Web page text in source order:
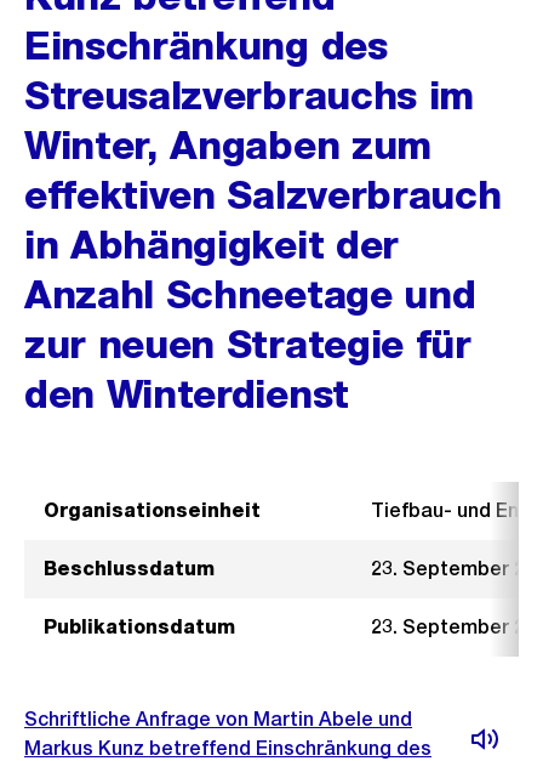
Einschränkung des
Streusalzverbrauchs im
Winter, Angaben zum
effektiven Salzverbrauch
in Abhängigkeit der
Anzahl Schneetage und
zur neuen Strategie für
den Winterdienst
Organisationseinheit Tiefbau- und
Beschlussdatum 23. September
Publikationsdatum 23. September
Schriftliche Anfrage von Martin Abele und
Markus Kunz betreffend Einschränkung des